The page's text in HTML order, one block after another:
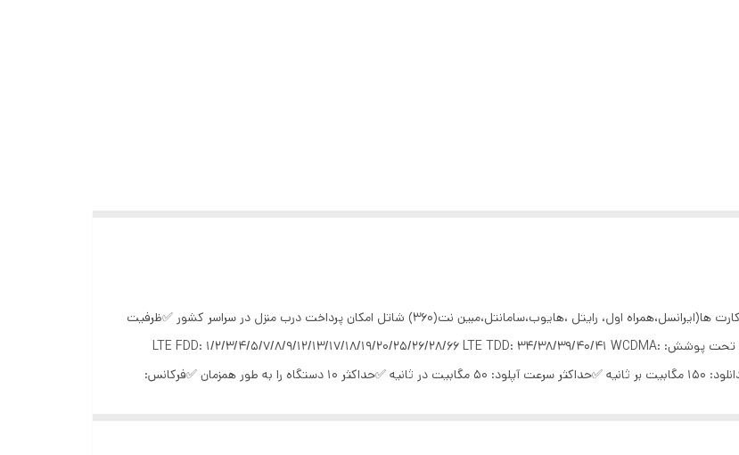
پرسرعت و قابل استفاده در تمام نقاط کشور ✅پشتیبانی از تمام سیم کارت ها(ایرانسل،همراه اول، رایتل ،هایوب،سامانتل،مبین نت(360) شاتل امکان پرداخت درب منزل در سراسر کشور ✅ظرفیت
باتری: 3000 میلی‌آمپر ساعت (ماندگاری باتری تا 13 ساعت) ✅باندهای تحت پوشش: LTE FDD: 1/2/3/4/5/7/8/9/12/13/17/18/19/20/25/26/28/66 LTE TDD: 34/38/39/40/41 WCDMA:
1/2/4/5/6/8/9/19 GSM: 1900/1800/900/850 MHz ✅حداکثر سرعت دانلود: 150 مگابیت بر ثانیه ✅حداکثر سرعت آپلود: 50 مگابیت در ثانیه ✅حداکثر 10 دستگاه را به طور همزمان ✅فرکانس: